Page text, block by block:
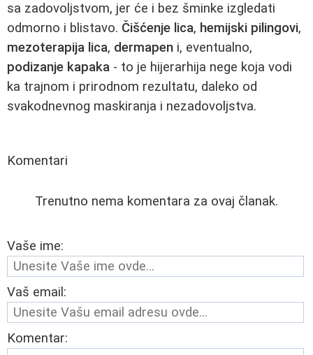
sa zadovoljstvom, jer će i bez šminke izgledati
odmorno i blistavo. Čišćenje lica, hemijski pilingovi,
mezoterapija lica, dermapen i, eventualno,
podizanje kapaka - to je hijerarhija nege koja vodi
ka trajnom i prirodnom rezultatu, daleko od
svakodnevnog maskiranja i nezadovoljstva.
Komentari
Trenutno nema komentara za ovaj članak.
Vaše ime:
Vaš email:
Komentar: